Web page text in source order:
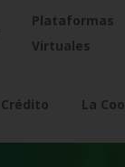
Plataformas
Virtuales
Crédito La